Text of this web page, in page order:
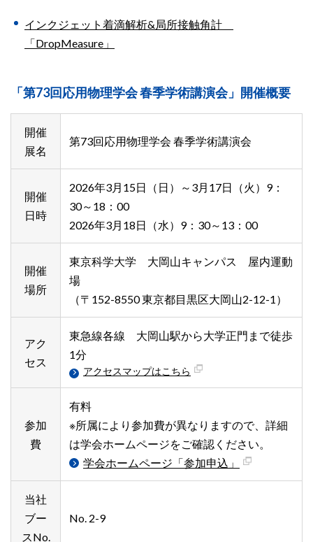
インクジェット着滴解析&局所接触角計
「DropMeasure」
「第73回応用物理学会 春季学術講演会」開催概要
開催
展名
第73回応用物理学会 春季学術講演会
開催
日時
2026年3月15日（日）～3月17日（火）9：
30～18：00
2026年3月18日（水）9：30～13：00
開催
場所
東京科学大学 大岡山キャンパス 屋内運動
場
（〒152-8550 東京都目黒区大岡山2-12-1）
アク
セス
東急線各線 大岡山駅から大学正門まで徒歩
1分
アクセスマップはこちら
参加
費
有料
※所属により参加費が異なりますので、詳細
は学会ホームページをご確認ください。
学会ホームページ「参加申込」
当社
ブー
スNo.
No. 2-9